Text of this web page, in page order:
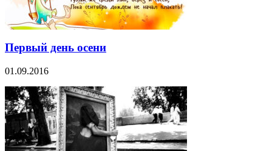
Первый день осени
01.09.2016